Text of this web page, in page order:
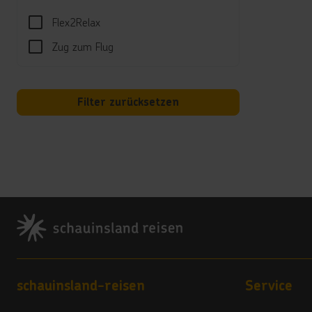
Flex2Relax
Zug zum Flug
Filter zurücksetzen
Footer
Footer navigation
schauinsland-reisen Service